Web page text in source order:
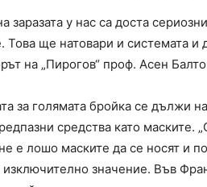
заразата у нас са доста
Това ще натовари и системата
на „Пирогов“ проф. Асен
за голямата бройка се дължи
средства като маските.
е лошо маските да се носят и
значение. Във